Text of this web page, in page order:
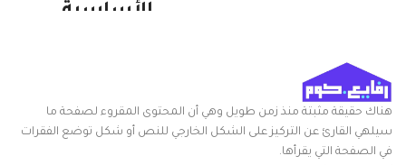
ميزة خاصة: المتانة
الأساسية
ويستمر. إنها
قوية ومتينة
هناك حقيقة مثبتة منذ زمن طويل وهي أن المحتوى المقروء لصفحة ما
سيلهي القارئ عن التركيز على الشكل الخارجي للنص أو شكل توضع الفقرات
في الصفحة التي يقرأها.